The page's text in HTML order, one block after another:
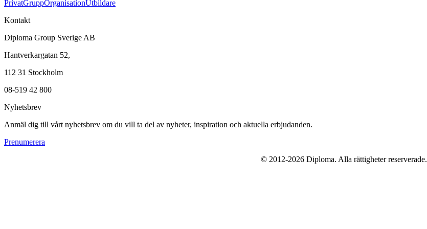
PrivatGruppOrganisationUtbildare
Kontakt
Diploma Group Sverige AB
Hantverkargatan 52,
112 31 Stockholm
08-519 42 800
Nyhetsbrev
Anmäl dig till vårt nyhetsbrev om du vill ta del av nyheter, inspiration och aktuella erbjudanden.
Prenumerera
© 2012-2026Diploma. Alla rättigheter reserverade.